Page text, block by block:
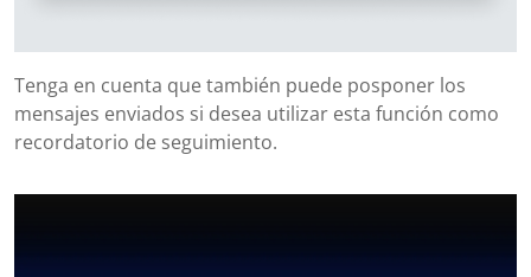
Tenga en cuenta que también puede posponer los
mensajes enviados si desea utilizar esta función como
recordatorio de seguimiento.